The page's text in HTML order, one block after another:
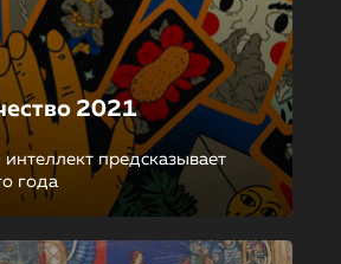
2021
интеллект предсказывает
года